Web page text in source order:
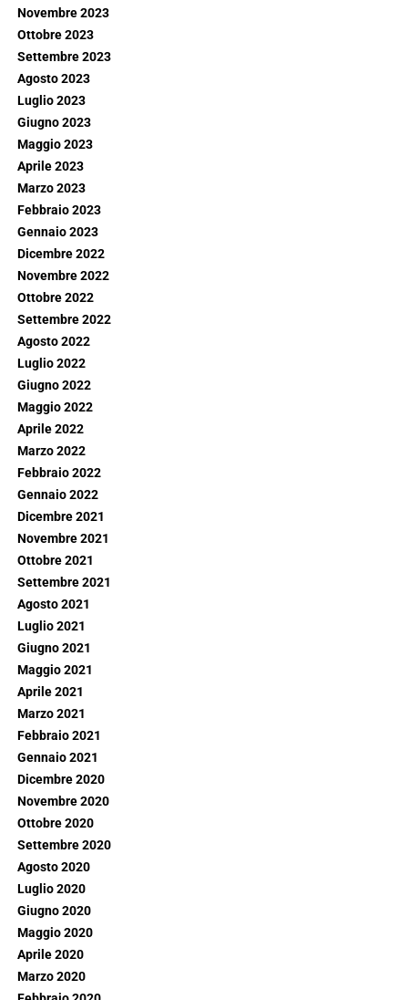
Novembre 2023
Ottobre 2023
Settembre 2023
Agosto 2023
Luglio 2023
Giugno 2023
Maggio 2023
Aprile 2023
Marzo 2023
Febbraio 2023
Gennaio 2023
Dicembre 2022
Novembre 2022
Ottobre 2022
Settembre 2022
Agosto 2022
Luglio 2022
Giugno 2022
Maggio 2022
Aprile 2022
Marzo 2022
Febbraio 2022
Gennaio 2022
Dicembre 2021
Novembre 2021
Ottobre 2021
Settembre 2021
Agosto 2021
Luglio 2021
Giugno 2021
Maggio 2021
Aprile 2021
Marzo 2021
Febbraio 2021
Gennaio 2021
Dicembre 2020
Novembre 2020
Ottobre 2020
Settembre 2020
Agosto 2020
Luglio 2020
Giugno 2020
Maggio 2020
Aprile 2020
Marzo 2020